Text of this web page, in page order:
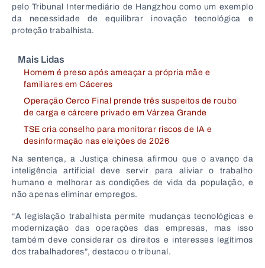
pelo Tribunal Intermediário de Hangzhou como um exemplo
da necessidade de equilibrar inovação tecnológica e
proteção trabalhista.
Mais Lidas
Homem é preso após ameaçar a própria mãe e
familiares em Cáceres
Operação Cerco Final prende três suspeitos de roubo
de carga e cárcere privado em Várzea Grande
TSE cria conselho para monitorar riscos de IA e
desinformação nas eleições de 2026
Na sentença, a Justiça chinesa afirmou que o avanço da
inteligência artificial deve servir para aliviar o trabalho
humano e melhorar as condições de vida da população, e
não apenas eliminar empregos.
“A legislação trabalhista permite mudanças tecnológicas e
modernização das operações das empresas, mas isso
também deve considerar os direitos e interesses legítimos
dos trabalhadores”, destacou o tribunal.